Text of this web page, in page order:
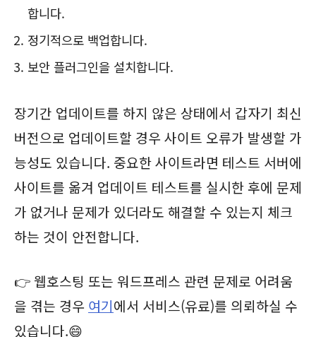
합니다.
정기적으로 백업합니다.
보안 플러그인을 설치합니다.
장기간 업데이트를 하지 않은 상태에서 갑자기 최신
버전으로 업데이트할 경우 사이트 오류가 발생할 가
능성도 있습니다. 중요한 사이트라면 테스트 서버에
사이트를 옮겨 업데이트 테스트를 실시한 후에 문제
가 없거나 문제가 있더라도 해결할 수 있는지 체크
하는 것이 안전합니다.
👉 웹호스팅 또는 워드프레스 관련 문제로 어려움
을 겪는 경우 여기에서 서비스(유료)를 의뢰하실 수
있습니다.😄